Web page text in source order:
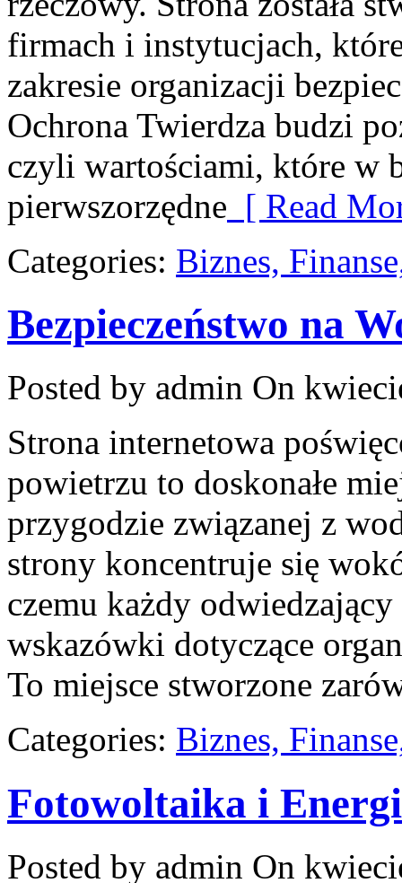
firmach i instytucjach,
zakresie organizacji
Ochrona Twierdza budzi
czyli wartościami, które w
pierwszorzędne [ Read
Categories: Biznes,
Bezpieczeństwo na
Posted by admin On
Strona internetowa
powietrzu to doskonałe
przygodzie związanej z
strony koncentruje się
czemu każdy
wskazówki dotyczące
To miejsce stworzone
Categories: Biznes,
Fotowoltaika i
Posted by admin On